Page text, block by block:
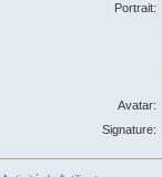
Portrait:
Avatar:
Signature: